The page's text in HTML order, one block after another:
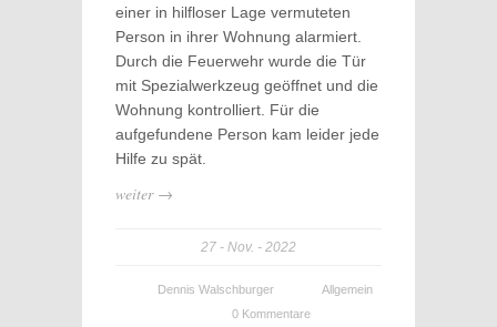
einer in hilfloser Lage vermuteten
Person in ihrer Wohnung alarmiert.
Durch die Feuerwehr wurde die Tür
mit Spezialwerkzeug geöffnet und die
Wohnung kontrolliert. Für die
aufgefundene Person kam leider jede
Hilfe zu spät.
weiter →
27 Nov. 2022
Dennis Walschburger
Allgemein
0 Kommentare